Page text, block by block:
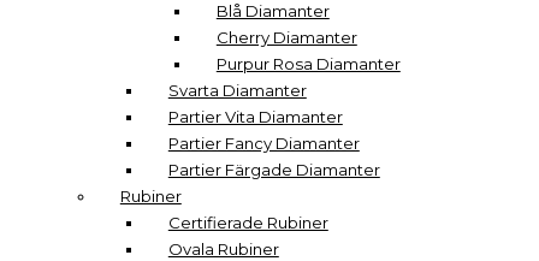
Blå Diamanter
Cherry Diamanter
Purpur Rosa Diamanter
Svarta Diamanter
Partier Vita Diamanter
Partier Fancy Diamanter
Partier Färgade Diamanter
Rubiner
Certifierade Rubiner
Ovala Rubiner